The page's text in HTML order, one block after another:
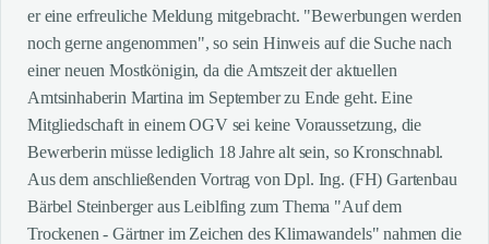
er eine erfreuliche Meldung mitgebracht. "Bewerbungen werden
noch gerne angenommen", so sein Hinweis auf die Suche nach
einer neuen Mostkönigin, da die Amtszeit der aktuellen
Amtsinhaberin Martina im September zu Ende geht. Eine
Mitgliedschaft in einem OGV sei keine Voraussetzung, die
Bewerberin müsse lediglich 18 Jahre alt sein, so Kronschnabl.
Aus dem anschließenden Vortrag von Dpl. Ing. (FH) Gartenbau
Bärbel Steinberger aus Leiblfing zum Thema "Auf dem
Trockenen - Gärtner im Zeichen des Klimawandels" nahmen die